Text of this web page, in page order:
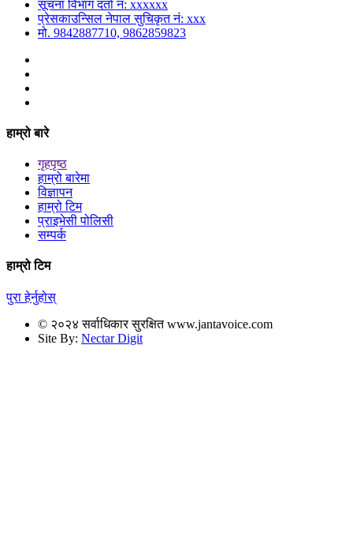
सूचना विभाग दर्ता नं: xxxxxx
प्रेसकाउन्सिल नेपाल सुचिकृत नं: xxx
मो. 9842887710, 9862859823
हाम्रो बारे
गृहपृष्ठ
हाम्रो बारेमा
विज्ञापन
हाम्रो टिम
प्राइभेसी पोलिसी
सम्पर्क
हाम्रो टिम
पुरा हेर्नुहोस्
© २०२४ सर्वाधिकार सुरक्षित www.jantavoice.com
Site By: Nectar Digit